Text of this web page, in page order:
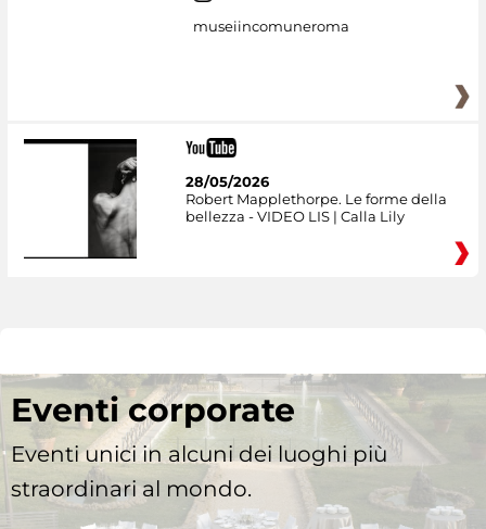
museiincomuneroma
28/05/2026
Robert Mapplethorpe. Le forme della
bellezza - VIDEO LIS | Calla Lily
Eventi corporate
Eventi unici in alcuni dei luoghi più
straordinari al mondo.